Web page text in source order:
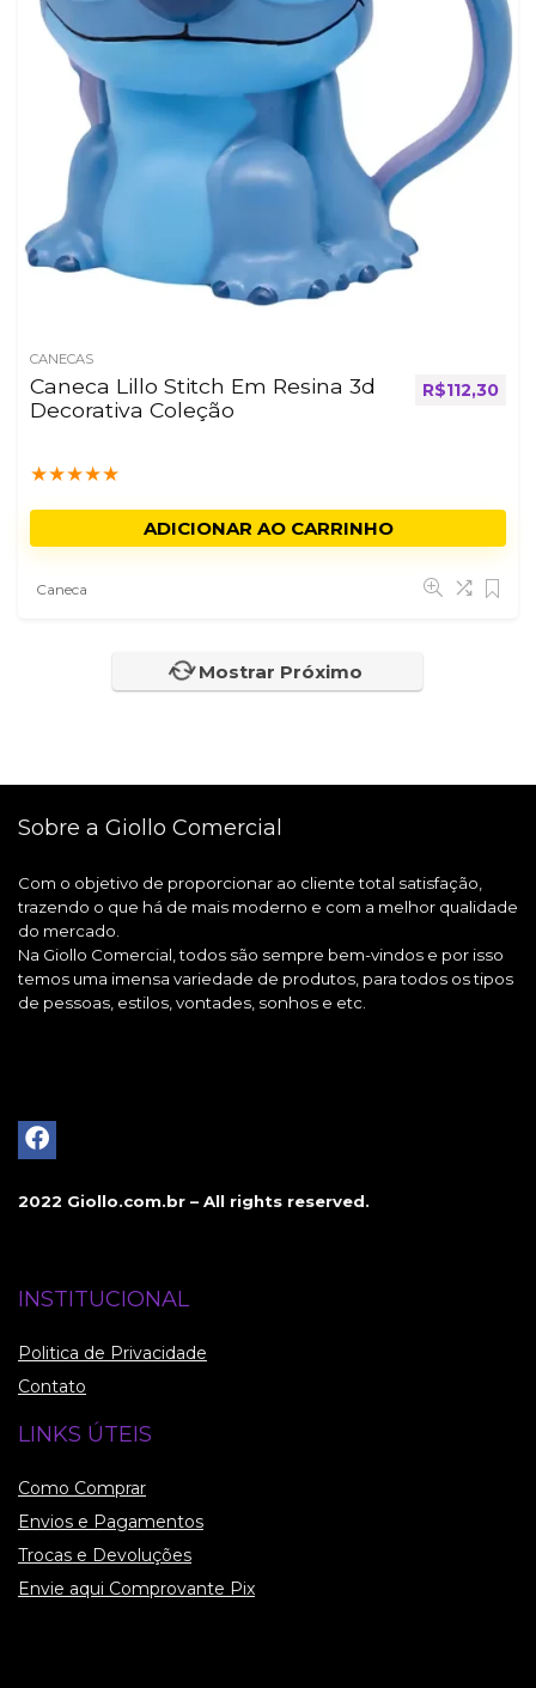
CANECAS
Caneca Lillo Stitch Em Resina 3d
Decorativa Coleção
★★★★★
R$112,30
ADICIONAR AO CARRINHO
Caneca
Mostrar Próximo
Sobre a Giollo Comercial
Com o objetivo de proporcionar ao cliente total satisfação,
trazendo o que há de mais moderno e com a melhor qualidade
do mercado.
Na Giollo Comercial, todos são sempre bem-vindos e por isso
temos uma imensa variedade de produtos, para todos os tipos
de pessoas, estilos, vontades, sonhos e etc.
2022 Giollo.com.br – All rights reserved.
INSTITUCIONAL
Politica de Privacidade
Contato
LINKS ÚTEIS
Como Comprar
Envios e Pagamentos
Trocas e Devoluções
Envie aqui Comprovante Pix